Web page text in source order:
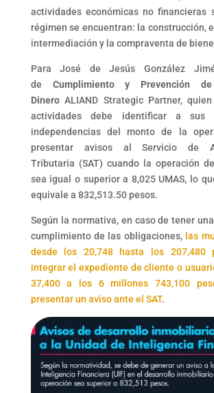
actividades económicas no financieras
régimen se encuentran: la construcción,
intermediación y la compraventa de
Para José de Jesús González
de Cumplimiento y Prevención
DineroALIAND Strategic Partner,
actividades debe identificar a sus
independencias del monto de la
presentar avisos al Servicio de
Tributaria (SAT) cuando la operación
sea igual o superior a 8,025 UMAS, lo
equivale a 832,513.50 pesos.
Según la normativa, en caso de tener
cumplimiento de las obligaciones, las
desde los 20,748 hasta los 207,480
integrar el expediente de cliente o
37,400 a los 6 millones 743,100
presentar un aviso ante el SAT.